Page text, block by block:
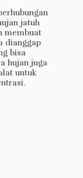
jatuh
membuat
dianggap
bisa
hujan juga
untuk